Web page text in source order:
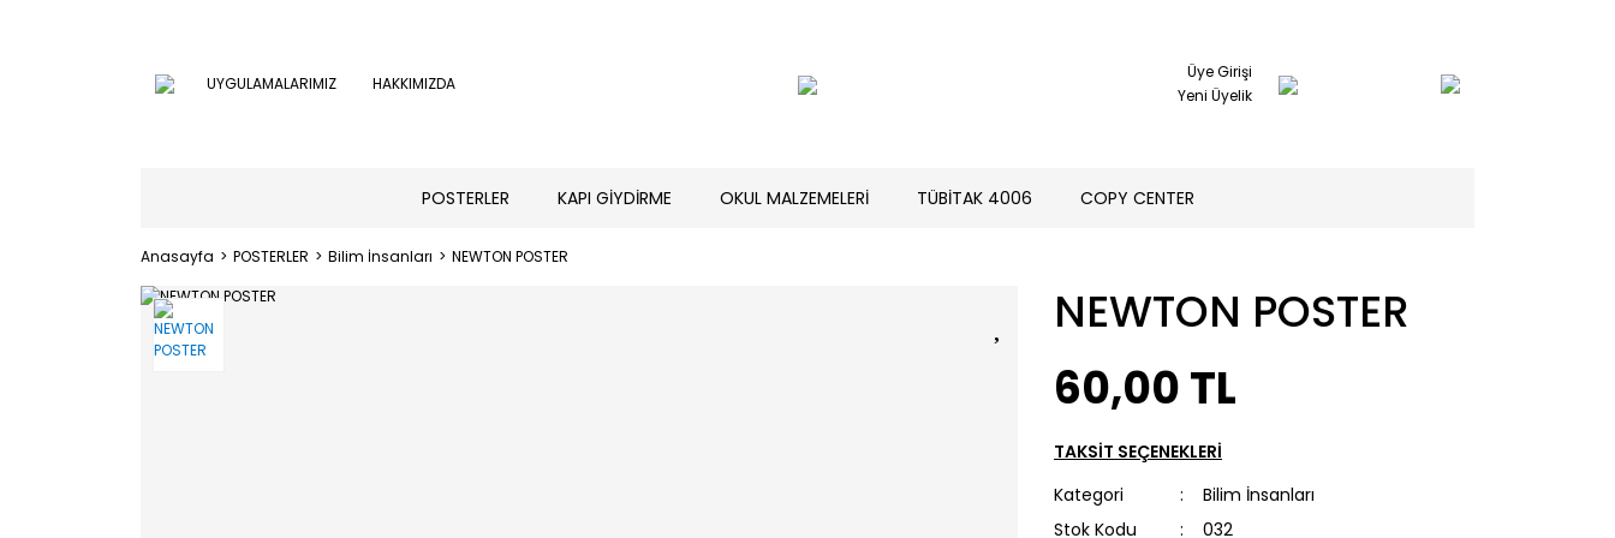
UYGULAMALARIMIZ HAKKIMIZDA
Üye Girişi
Yeni Üyelik
POSTERLER KAPI GİYDİRME OKUL MALZEMELERİ TÜBİTAK 4006 COPY CENTER
Anasayfa POSTERLER Bilim İnsanları NEWTON POSTER
NEWTON POSTER
60,00 TL
TAKSİT SEÇENEKLERİ
Kategori
Bilim İnsanları
Stok Kodu
032